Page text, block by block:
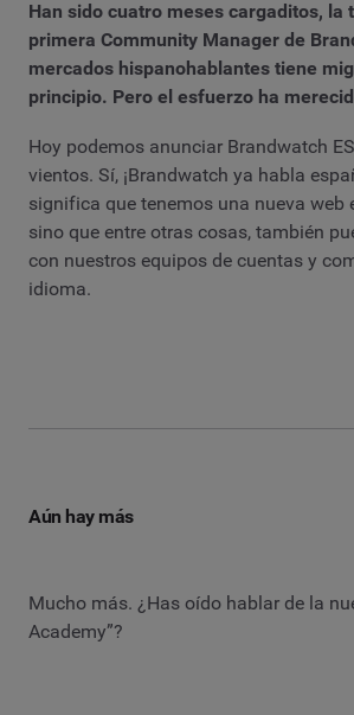
Han sido cuatro meses cargaditos, la
primera Community Manager de
mercados hispanohablantes tiene
principio. Pero el esfuerzo ha
Hoy podemos anunciar Brandwatch
vientos. Sí, ¡Brandwatch ya habla
significa que tenemos una nueva web
sino que entre otras cosas, también
con nuestros equipos de cuentas y
idioma.
Aún hay más
Mucho más. ¿Has oído hablar de la
Academy”?